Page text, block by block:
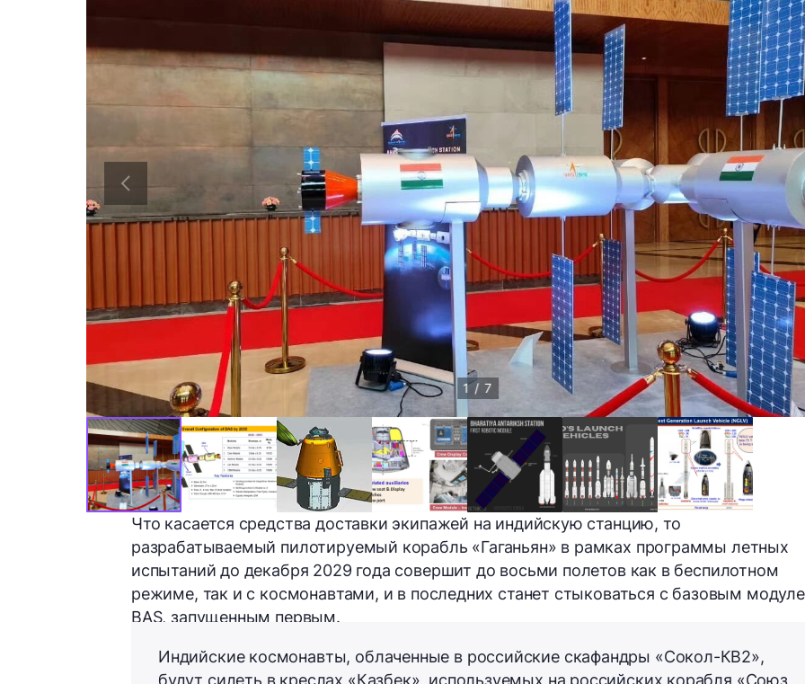
1 / 7
Что касается средства доставки экипажей на индийскую станцию, то
разрабатываемый пилотируемый корабль «Гаганьян» в рамках программы летных
испытаний до декабря 2029 года совершит до восьми полетов как в беспилотном
режиме, так и с космонавтами, и в последних станет стыковаться с базовым
BAS, запущенным первым.
Индийские космонавты, облаченные в российские скафандры «Сокол-КВ2»,
будут сидеть в креслах «Казбек», используемых на российских корабля «Союз